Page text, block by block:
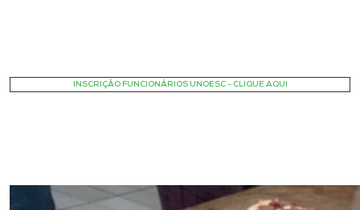
INSCRIÇÃO FUNCIONÁRIOS UNOESC - CLIQUE AQUI